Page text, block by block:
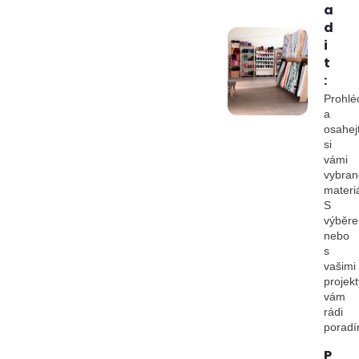
a
d
i
t
:
a
si
vámi
S
nebo
s
vašimi
vám
rádi